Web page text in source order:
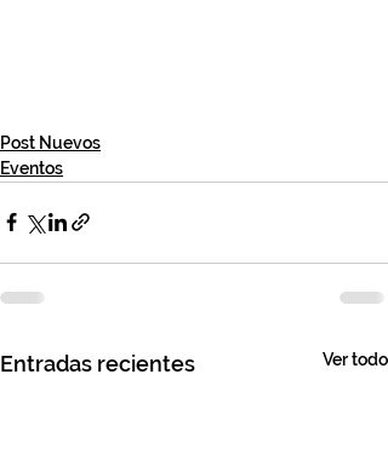
Post Nuevos
Eventos
Entradas recientes Ver todo